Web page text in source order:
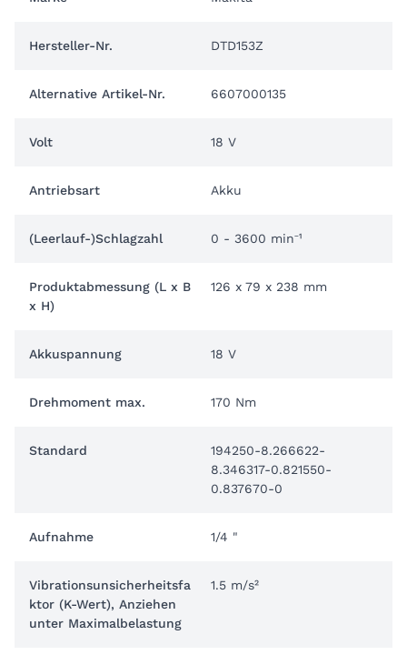
Hersteller-Nr. DTD153Z
Alternative Artikel-Nr. 6607000135
Volt 18 V
Antriebsart Akku
(Leerlauf-)Schlagzahl 0 - 3600 min⁻¹
Produktabmessung (L x B
x H)
126 x 79 x 238 mm
Akkuspannung 18 V
Drehmoment max. 170 Nm
Standard
194250-8.266622-
8.346317-0.821550-
0.837670-0
Aufnahme 1/4 "
Vibrationsunsicherheitsfa
ktor (K-Wert), Anziehen
unter Maximalbelastung
1.5 m/s²